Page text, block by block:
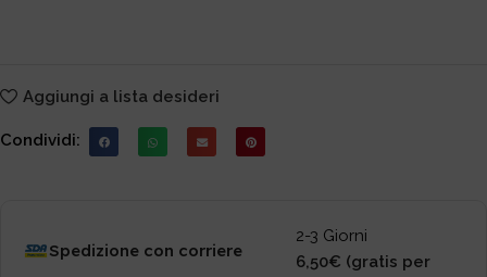
Aggiungi a lista desideri
Condividi:
Spedizione con corriere
2-3 Giorni
6,50€ (gratis per